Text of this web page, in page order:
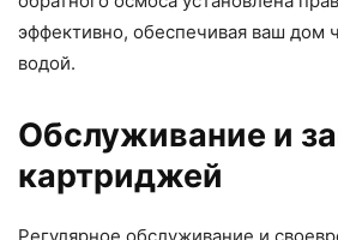
эффективно, обеспечивая ваш дом
водой.
Обслуживание и
картриджей